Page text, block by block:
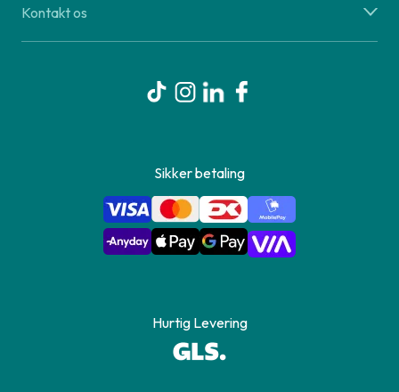
Kontakt os
Sikker betaling
Hurtig Levering